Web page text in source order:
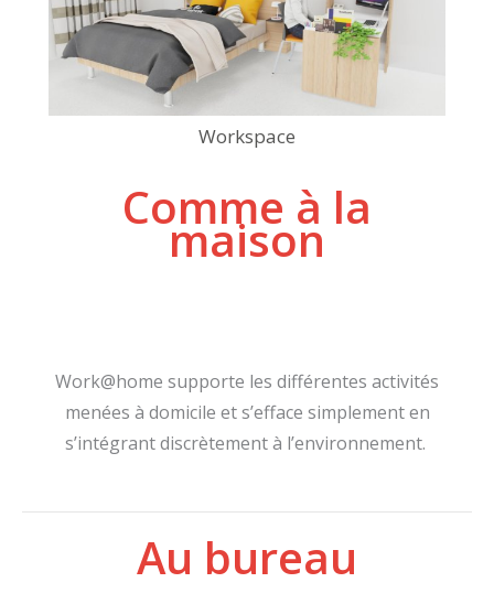
Workspace
Comme à la
maison
Work@home supporte les différentes activités
menées à domicile et s’efface simplement en
s’intégrant discrètement à l’environnement.
Au bureau